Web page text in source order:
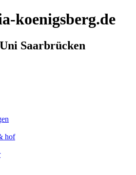
koenigsberg.de
Saarbrücken
hof